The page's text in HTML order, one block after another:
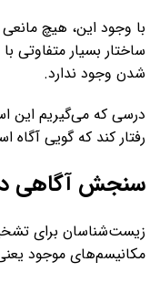
با وجود این، هیچ
ساختار بسیار متفاوتی
شدن وجود ندارد.
درسی که می‌گیریم
رفتار کند که گویی
سنجش آگاهی
زیست‌شناسان برای
مکانیسم‌های موجود